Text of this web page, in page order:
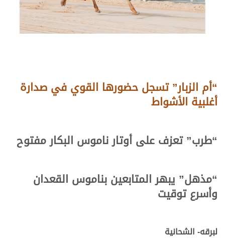
“أم الزبار” تسجل حضورها القوي في صدارة
أغلبية الأشواط
“طرب” تعزف على أوتار ناموس البكار مفتوح
“مذهل” يبهر المتابعين بناموس القعدان
وأسرع توقيت
لبرقه- الشحانية